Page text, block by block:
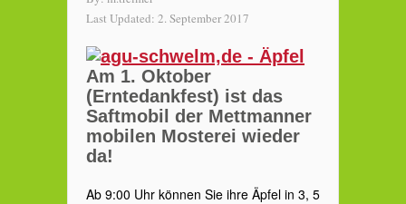
Last Updated: 2. September 2017
Am 1. Oktober
(Erntedankfest) ist das
Saftmobil der Mettmanner
mobilen Mosterei wieder
da!
Ab 9:00 Uhr können Sie ihre Äpfel in 3, 5